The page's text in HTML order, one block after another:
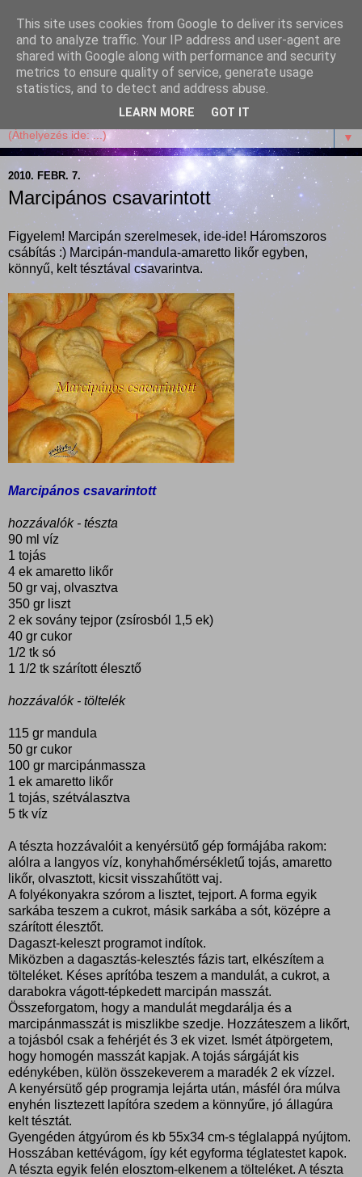
Garffyka
Szösszenetek a konyhámból, az életemből. Mosollyal,
receptekkel, vidámsággal, marcipánnal, csokival.
▼
2010. FEBR. 7.
Marcipános csavarintott
Figyelem! Marcipán szerelmesek, ide-ide! Háromszoros
csábítás :) Marcipán-mandula-amaretto likőr egyben,
könnyű, kelt tésztával csavarintva.
Marcipános csavarintott
hozzávalók - tészta
90 ml víz
1 tojás
4 ek amaretto likőr
50 gr vaj, olvasztva
350 gr liszt
2 ek sovány tejpor (zsírosból 1,5 ek)
40 gr cukor
1/2 tk só
1 1/2 tk szárított élesztő
hozzávalók - töltelék
115 gr mandula
50 gr cukor
100 gr marcipánmassza
1 ek amaretto likőr
1 tojás, szétválasztva
5 tk víz
A tészta hozzávalóit a kenyérsütő gép formájába rakom:
alólra a langyos víz, konyhahőmérsékletű tojás, amaretto
likőr, olvasztott, kicsit visszahűtött vaj.
A folyékonyakra szórom a lisztet, tejport. A forma egyik
sarkába teszem a cukrot, másik sarkába a sót, középre a
szárított élesztőt.
Dagaszt-keleszt programot indítok.
Miközben a dagasztás-kelesztés fázis tart, elkészítem a
tölteléket. Késes aprítóba teszem a mandulát, a cukrot, a
darabokra vágott-tépkedett marcipán masszát.
Összeforgatom, hogy a mandulát megdarálja és a
marcipánmasszát is miszlikbe szedje. Hozzáteszem a likőrt,
a tojásból csak a fehérjét és 3 ek vizet. Ismét átpörgetem,
hogy homogén masszát kapjak. A tojás sárgáját kis
edénykében, külön összekeverem a maradék 2 ek vízzel.
A kenyérsütő gép programja lejárta után, másfél óra múlva
enyhén lisztezett lapítóra szedem a könnyűre, jó állagúra
kelt tésztát.
Gyengéden átgyúrom és kb 55x34 cm-s téglalappá nyújtom.
Hosszában kettévágom, így két egyforma téglatestet kapok.
A tészta egyik felén elosztom-elkenem a tölteléket. A tészta
This site uses cookies from Google to deliver its services
and to analyze traffic. Your IP address and user-agent are
shared with Google along with performance and security
metrics to ensure quality of service, generate usage
statistics, and to detect and address abuse.
LEARN MORE GOT IT